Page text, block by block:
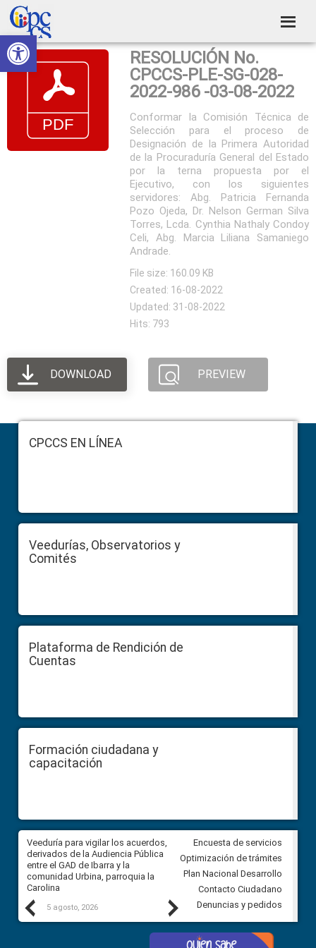
Abrir barra de herramientas
Skip
to
primary
navigation
Skip
to
main
content
Skip
to
primary
sidebar
Skip
to
footer
Consejo
de
Participación
Ciudadana
Construyendo
Poder
RESOLUCIÓN No.
CPCCS-PLE-SG-028-
2022-986 -03-08-2022
Conformar la Comisión Técnica de
Selección para el proceso de
Designación de la Primera Autoridad
de la Procuraduría General del Estado
por la terna propuesta por el
Ejecutivo, con los siguientes
servidores: Abg. Patricia Fernanda
Pozo Ojeda, Dr. Nelson German Silva
Torres, Lcda. Cynthia Nathaly Condoy
Celi, Abg. Marcia Liliana Samaniego
Andrade.
File size: 160.09 KB
Created: 16-08-2022
Updated: 31-08-2022
Hits: 793
DOWNLOAD PREVIEW
FooterCPCCS EN LÍNEA
Veedurías, Observatorios y
Comités
Plataforma de Rendición de
Cuentas
Formación ciudadana y
capacitación
Previous
Veeduría para vigilar los acuerdos,
derivados de la Audiencia Pública
entre el GAD de Ibarra y la
comunidad Urbina, parroquia la
Carolina
5 agosto, 2026
CPCCS convoca a Veeduría
Ciudadana para vigilar el
5 agosto, 2026
Next
Encuesta de servicios
Optimización de trámites
Plan Nacional Desarrollo
Contacto Ciudadano
Denuncias y pedidos